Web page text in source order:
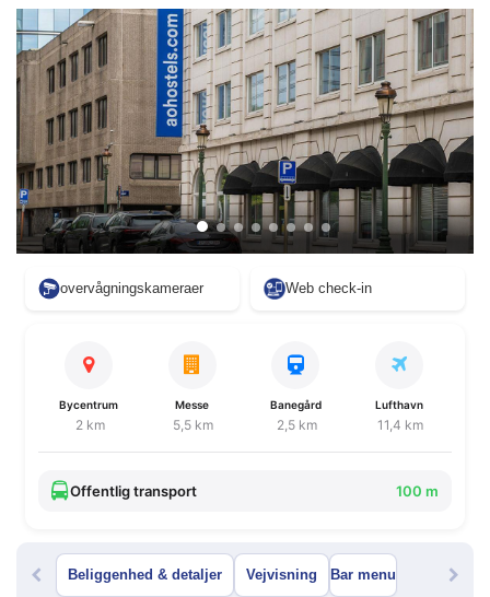
overvågningskameraer Web check-in
Bycentrum
2 km
Messe
5,5 km
Banegård
2,5 km
Lufthavn
11,4 km
Offentlig transport 100 m
Beliggenhed & detaljer Vejvisning Bar menu